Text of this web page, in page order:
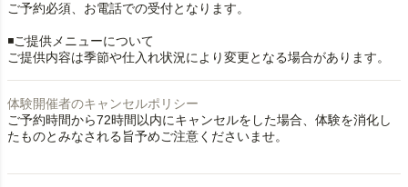
ご予約必須、お電話での受付となります。
◾️ご提供メニューについて
ご提供内容は季節や仕入れ状況により変更となる場合があります。
体験開催者のキャンセルポリシー
ご予約時間から72時間以内にキャンセルをした場合、体験を消化し
たものとみなされる旨予めご注意くださいませ。